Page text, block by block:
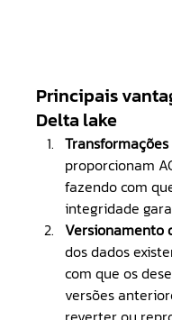
Principais
Delta lake
Transformações
proporcionam
fazendo com
integridade
Versionamento
dos dados
com que os
versões